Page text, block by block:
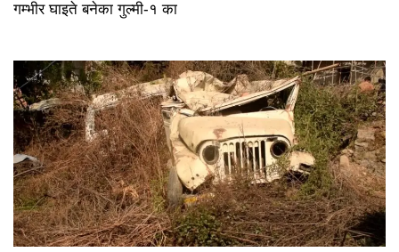
गम्भीर घाइते बनेका गुल्मी-१ का